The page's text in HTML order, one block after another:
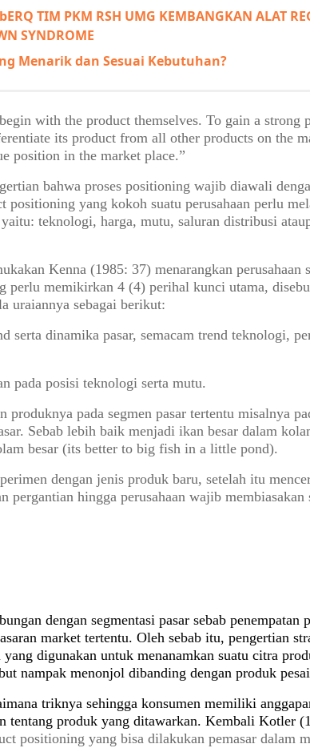
TIM PKM RSH UMG KEMBANGKAN ALAT
SYNDROME
Menarik dan Sesuai Kebutuhan?
with the product themselves. To gain a strong
its product from all other products on the
position in the market place.”
bahwa proses positioning wajib diawali
yang kokoh suatu perusahaan perlu
teknologi, harga, mutu, saluran distribusi
Kenna (1985: 37) menarangkan perusahaan
perlu memikirkan 4 (4) perihal kunci utama,
uraiannya sebagai berikut:
serta dinamika pasar, semacam trend teknologi,
pada posisi teknologi serta mutu.
produknya pada segmen pasar tertentu misalnya
Sebab lebih baik menjadi ikan besar dalam
besar (its better to big fish in a little pond).
dengan jenis produk baru, setelah itu
pergantian hingga perusahaan wajib membiasakan
dengan segmentasi pasar sebab penempatan
market tertentu. Oleh sebab itu, pengertian
digunakan untuk menanamkan suatu citra
nampak menonjol dibanding dengan produk
triknya sehingga konsumen memiliki
tentang produk yang ditawarkan. Kembali Kotler
positioning yang bisa dilakukan pemasar dalam